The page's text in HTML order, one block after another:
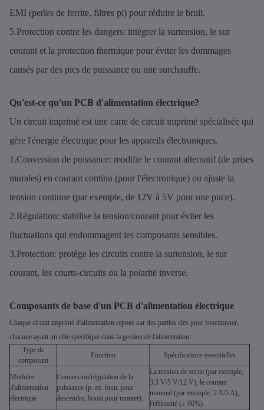
EMI (perles de ferrite, filtres pi) pour réduire le bruit.
5.Protection contre les dangers: intégrer la surtension, le sur
courant et la protection thermique pour éviter les dommages
causés par des pics de puissance ou une surchauffe.
Qu'est-ce qu'un PCB d'alimentation électrique?
Un circuit imprimé est une carte de circuit imprimé spécialisée qui
gère l'énergie électrique pour les appareils électroniques.
1.Conversion de puissance: modifie le courant alternatif (de prises
murales) en courant continu (pour l'électronique) ou ajuste la
tension continue (par exemple, de 12V à 5V pour une puce).
2.Régulation: stabilise la tension/courant pour éviter les
fluctuations qui endommagent les composants sensibles.
3.Protection: protège les circuits contre la surtension, le sur
courant, les courts-circuits ou la polarité inverse.
Composants de base d'un PCB d'alimentation électrique
Chaque circuit imprimé d'alimentation repose sur des parties clés pour fonctionner,
chacune ayant un rôle spécifique dans la gestion de l'alimentation:
Type de
composant
Fonction Spécifications essentielles
Modules
d'alimentation
électrique
Conversion/régulation de la
puissance (p. ex. bouc pour
descendre, boost pour monter).
La tension de sortie (par exemple,
3,3 V/5 V/12 V), le courant
nominal (par exemple, 2 A/5 A),
l'efficacité (≥ 80%).